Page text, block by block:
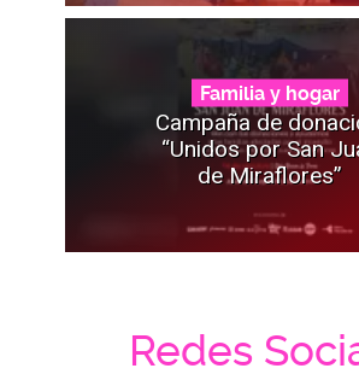
Familia y hogar
Campaña de
“Unidos por San
de Miraflores”
Redes